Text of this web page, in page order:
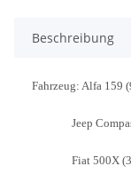
Beschreibung
Fahrzeug: Alfa 159
Jeep Compass
Fiat 500X